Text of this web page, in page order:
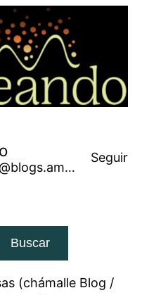
@ribadeando@blogs.amarinha.gal
Seguir
Buscar
(chámalle Blog /